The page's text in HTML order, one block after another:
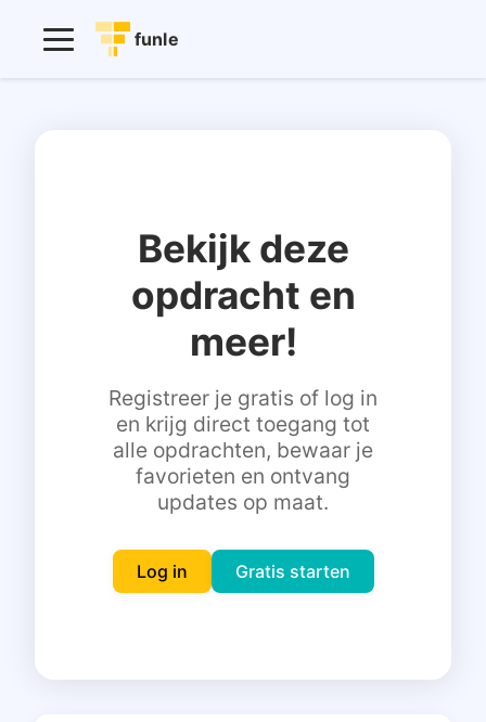
funle
Inloggen
Gratis starten
Bekijk deze
opdracht en
meer!
Registreer je gratis of log in
en krijg direct toegang tot
alle opdrachten, bewaar je
favorieten en ontvang
updates op maat.
Log in Gratis starten